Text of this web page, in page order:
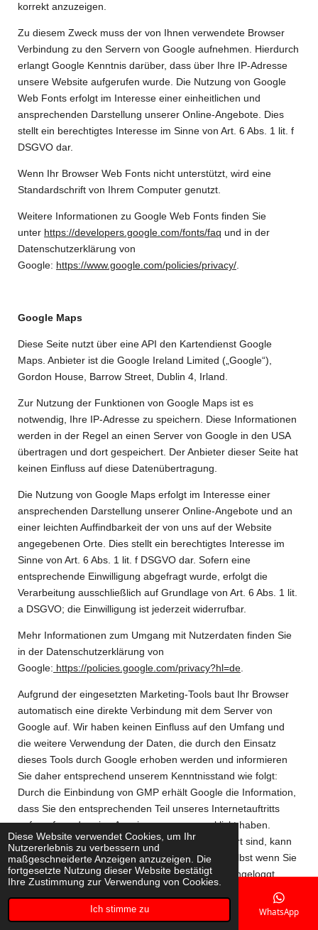
Diese Website verwendet Cookies, um Ihr
Nutzererlebnis zu verbessern und
maßgeschneiderte Anzeigen anzuzeigen. Die
fortgesetzte Nutzung dieser Website bestätigt
Ihre Zustimmung zur Verwendung von Cookies.
Ich stimme zu
korrekt anzuzeigen.
Zu diesem Zweck muss der von Ihnen verwendete Browser
Verbindung zu den Servern von Google aufnehmen. Hierdurch
erlangt Google Kenntnis darüber, dass über Ihre IP-Adresse
unsere Website aufgerufen wurde. Die Nutzung von Google
Web Fonts erfolgt im Interesse einer einheitlichen und
ansprechenden Darstellung unserer Online-Angebote. Dies
stellt ein berechtigtes Interesse im Sinne von Art. 6 Abs. 1 lit. f
DSGVO dar.
Wenn Ihr Browser Web Fonts nicht unterstützt, wird eine
Standardschrift von Ihrem Computer genutzt.
Weitere Informationen zu Google Web Fonts finden Sie
unter https://developers.google.com/fonts/faq und in der
Datenschutzerklärung von
Google: https://www.google.com/policies/privacy/.
Google Maps
Diese Seite nutzt über eine API den Kartendienst Google
Maps. Anbieter ist die Google Ireland Limited („Google“),
Gordon House, Barrow Street, Dublin 4, Irland.
Zur Nutzung der Funktionen von Google Maps ist es
notwendig, Ihre IP-Adresse zu speichern. Diese Informationen
werden in der Regel an einen Server von Google in den USA
übertragen und dort gespeichert. Der Anbieter dieser Seite hat
keinen Einfluss auf diese Datenübertragung.
Die Nutzung von Google Maps erfolgt im Interesse einer
ansprechenden Darstellung unserer Online-Angebote und an
einer leichten Auffindbarkeit der von uns auf der Website
angegebenen Orte. Dies stellt ein berechtigtes Interesse im
Sinne von Art. 6 Abs. 1 lit. f DSGVO dar. Sofern eine
entsprechende Einwilligung abgefragt wurde, erfolgt die
Verarbeitung ausschließlich auf Grundlage von Art. 6 Abs. 1 lit.
a DSGVO; die Einwilligung ist jederzeit widerrufbar.
Mehr Informationen zum Umgang mit Nutzerdaten finden Sie
in der Datenschutzerklärung von
Google: https://policies.google.com/privacy?hl=de.
Aufgrund der eingesetzten Marketing-Tools baut Ihr Browser
automatisch eine direkte Verbindung mit dem Server von
Google auf. Wir haben keinen Einfluss auf den Umfang und
die weitere Verwendung der Daten, die durch den Einsatz
dieses Tools durch Google erhoben werden und informieren
Sie daher entsprechend unserem Kenntnisstand wie folgt:
Durch die Einbindung von GMP erhält Google die Information,
dass Sie den entsprechenden Teil unseres Internetauftritts
aufgerufen oder eine Anzeige von uns angeklickt haben.
Sofern Sie bei einem Dienst von Google registriert sind, kann
Google den Besuch Ihrem Account zuordnen. Selbst wenn Sie
nicht bei Google registriert sind bzw. sich nicht eingeloggt
haben, besteht die Möglichkeit, dass der Anbieter Ihre IP-
Adresse in Erfahrung bringt und speichert. Im Rahmen der
Nutzung von GMP kann es auch zu einer Übermittlung von
Telefon Karte WhatsApp